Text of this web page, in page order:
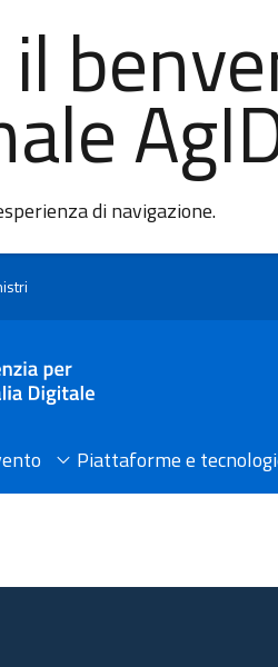
di navigazione.
Piattaforme e